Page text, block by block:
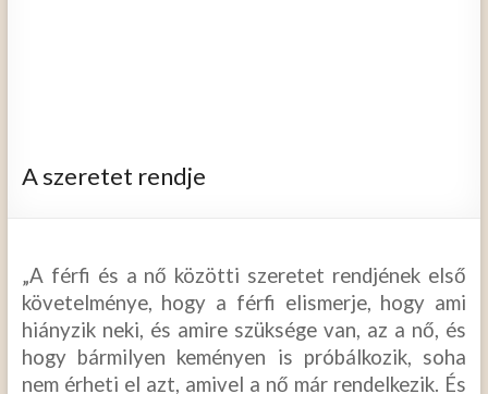
A szeretet rendje
„A férfi és a nő közötti szeretet rendjének első
követelménye, hogy a férfi elismerje, hogy ami
hiányzik neki, és amire szüksége van, az a nő, és
hogy bármilyen keményen is próbálkozik, soha
nem érheti el azt, amivel a nő már rendelkezik. És